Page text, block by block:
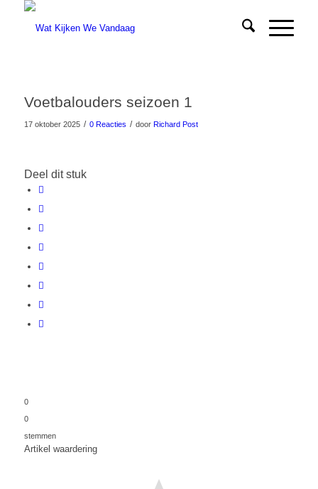
Voetbalouders seizoen 1
17 oktober 2025 / 0 Reacties / door Richard Post
Deel dit stuk
0
0
stemmen
Artikel waardering